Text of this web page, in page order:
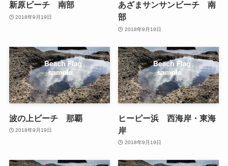
新原ビーチ 南部
2018年9月19日
あざまサンサンビーチ 南
部
2018年9月19日
波の上ビーチ 那覇
2018年9月19日
ヒーピー浜 西海岸・東海
岸
2018年9月19日